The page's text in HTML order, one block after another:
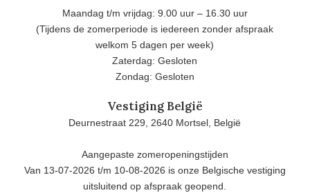
Maandag t/m vrijdag: 9.00 uur – 16.30 uur
(Tijdens de zomerperiode is iedereen zonder afspraak
welkom 5 dagen per week)
Zaterdag: Gesloten
Zondag: Gesloten
Vestiging België
Deurnestraat 229, 2640 Mortsel, België
Aangepaste zomeropeningstijden
Van 13-07-2026 t/m 10-08-2026 is onze Belgische vestiging
uitsluitend op afspraak geopend.